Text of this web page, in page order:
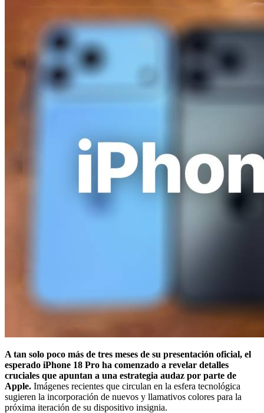
A tan solo poco más de tres meses de su presentación oficial, el
esperado iPhone 18 Pro ha comenzado a revelar detalles
cruciales que apuntan a una estrategia audaz por parte de
Apple. Imágenes recientes que circulan en la esfera tecnológica
sugieren la incorporación de nuevos y llamativos colores para la
próxima iteración de su dispositivo insignia.